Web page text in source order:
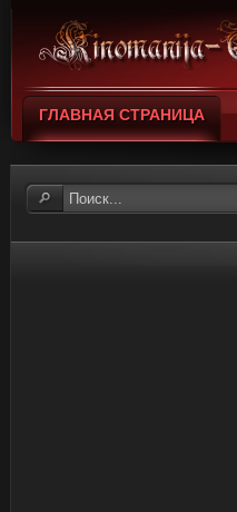
ГЛАВНАЯ СТРАНИЦА